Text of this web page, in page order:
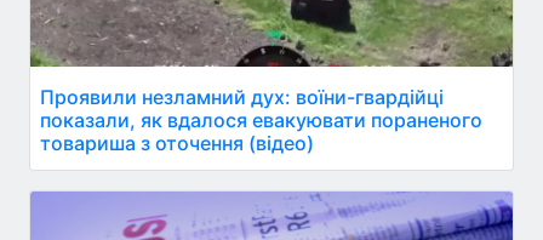
Проявили незламний дух: воїни-гвардійці
показали, як вдалося евакуювати пораненого
товариша з оточення (відео)